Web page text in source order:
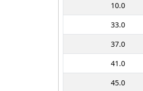
10.0
33.0
37.0
41.0
45.0